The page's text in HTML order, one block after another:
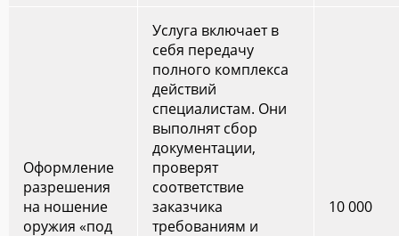
Оформление
разрешения
на ношение
оружия «под
Услуга включает в
себя передачу
полного комплекса
действий
специалистам. Они
выполнят сбор
документации,
проверят
соответствие
заказчика
требованиям и
10 000